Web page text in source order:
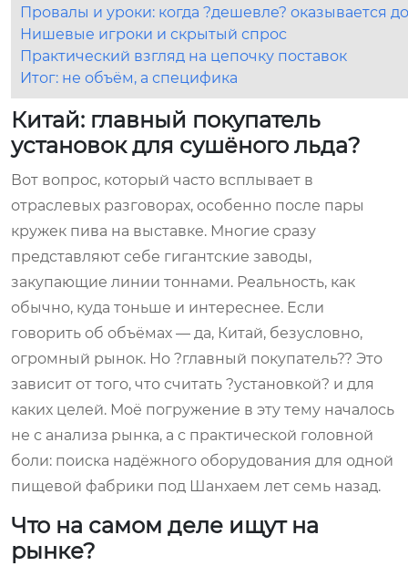
Провалы и уроки: когда ?дешевле? оказывается
Нишевые игроки и скрытый спрос
Практический взгляд на цепочку поставок
Итог: не объём, а специфика
Китай: главный покупатель
установок для сушёного льда?
Вот вопрос, который часто всплывает в
отраслевых разговорах, особенно после пары
кружек пива на выставке. Многие сразу
представляют себе гигантские заводы,
закупающие линии тоннами. Реальность, как
обычно, куда тоньше и интереснее. Если
говорить об объёмах — да, Китай, безусловно,
огромный рынок. Но ?главный покупатель?? Это
зависит от того, что считать ?установкой? и для
каких целей. Моё погружение в эту тему началось
не с анализа рынка, а с практической головной
боли: поиска надёжного оборудования для одной
пищевой фабрики под Шанхаем лет семь назад.
Что на самом деле ищут на
рынке?